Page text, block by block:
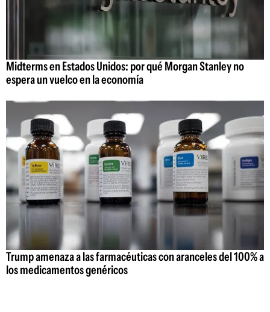
Midterms en Estados Unidos: por qué Morgan Stanley no
espera un vuelco en la economía
Trump amenaza a las farmacéuticas con aranceles del 100% a
los medicamentos genéricos